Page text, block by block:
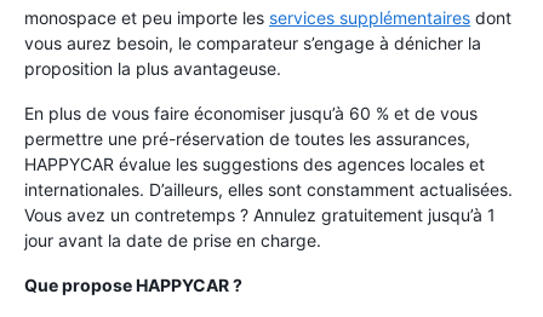
monospace et peu importe les services supplémentaires dont
vous aurez besoin, le comparateur s’engage à dénicher la
proposition la plus avantageuse.
En plus de vous faire économiser jusqu’à 60 % et de vous
permettre une pré-réservation de toutes les assurances,
HAPPYCAR évalue les suggestions des agences locales et
internationales. D’ailleurs, elles sont constamment actualisées.
Vous avez un contretemps ? Annulez gratuitement jusqu’à 1
jour avant la date de prise en charge.
Que propose HAPPYCAR ?